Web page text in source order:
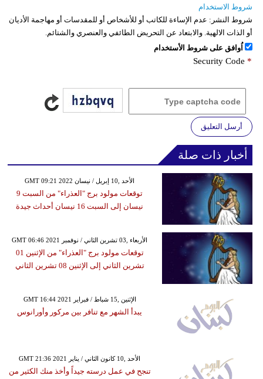
شروط الاستخدام
شروط النشر: عدم الإساءة للكاتب أو للأشخاص أو للمقدسات أو مهاجمة الأديان
أو الذات الالهية. والابتعاد عن التحريض الطائفي والعنصري والشتائم.
اُوافق على شروط الأستخدام
Security Code *
أرسل التعليق
أخبار ذات صلة
GMT 09:21 2022 الأحد ,10 إبريل / نيسان
توقعات مولود برج "العذراء" من السبت 9
نيسان إلى السبت 16 نيسان أحداث جيدة
GMT 06:46 2021 الأربعاء ,03 تشرين الثاني / نوفمبر
توقعات مولود برج "العذراء" من الإثنين 01
تشرين الثاني إلى الإثنين 08 تشرين الثاني
GMT 16:44 2021 الإثنين ,15 شباط / فبراير
يبدأ الشهر مع تنافر بين مركور وأورانوس
GMT 21:36 2021 الأحد ,10 كانون الثاني / يناير
تنجح في عمل درسته جيداً وأخذ منك الكثير من